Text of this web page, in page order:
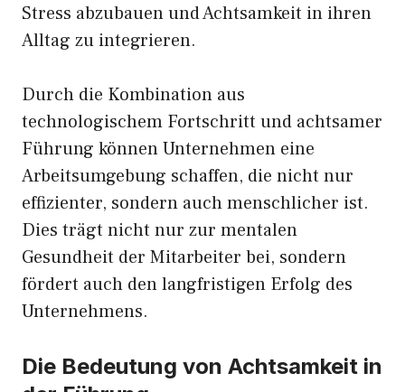
Stress abzubauen und Achtsamkeit in ihren
Alltag zu integrieren.
Durch die Kombination aus
technologischem Fortschritt und achtsamer
Führung können Unternehmen eine
Arbeitsumgebung schaffen, die nicht nur
effizienter, sondern auch menschlicher ist.
Dies trägt nicht nur zur mentalen
Gesundheit der Mitarbeiter bei, sondern
fördert auch den langfristigen Erfolg des
Unternehmens.
Die Bedeutung von Achtsamkeit in